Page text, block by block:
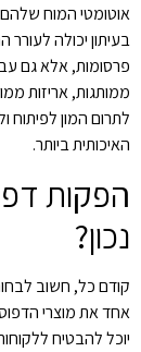
אוטומטי המוח
בעיתון יכולה לעורר
פרסומות, אלא גם
ממותגות, אריזות
לתרום המון
האיכותית ביותר.
הפקות
נכון?
קודם כל, חשוב
אחד את מוצרי הדפוס
יוכל להבטיח